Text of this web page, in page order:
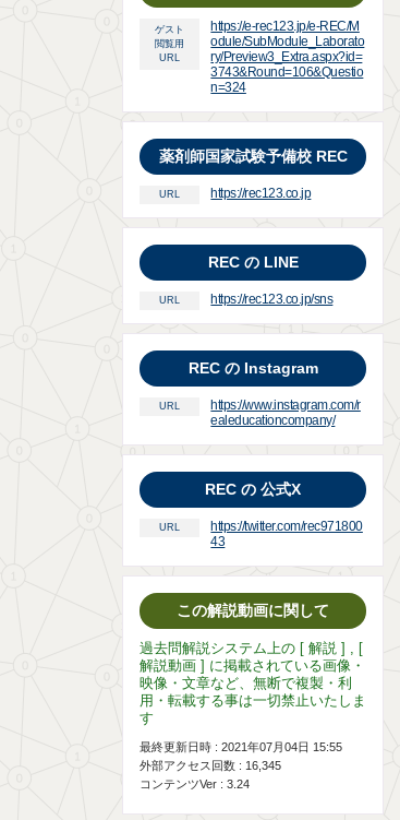
ゲスト
閲覧用
URL
https://e-rec123.jp/e-REC/M
odule/SubModule_Laborato
ry/Preview3_Extra.aspx?id=
3743&Round=106&Questio
n=324
薬剤師国家試験予備校 REC
URL https://rec123.co.jp
REC の LINE
URL https://rec123.co.jp/sns
REC の Instagram
URL
https://www.instagram.com/r
ealeducationcompany/
REC の 公式X
URL
https://twitter.com/rec971800
43
この解説動画に関して
過去問解説システム上の [ 解説 ] , [
解説動画 ] に掲載されている画像・
映像・文章など、無断で複製・利
用・転載する事は一切禁止いたしま
す
最終更新日時 : 2021年07月04日 15:55
外部アクセス回数 : 16,345
コンテンツVer : 3.24